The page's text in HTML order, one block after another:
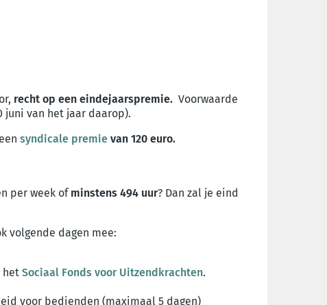
recht op een eindejaarspremie. Voorwaarde
juni van het jaar daarop).
syndicale premie van 120 euro.
per week ofminstens 494 uur? Dan zal je eind
volgende dagen mee:
het Sociaal Fonds voor Uitzendkrachten.
voor bedienden (maximaal 5 dagen)